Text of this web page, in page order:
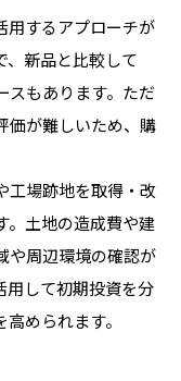
用するアプローチが
、新品と比較して
スもあります。ただ
価が難しいため、購
工場跡地を取得・改
。土地の造成費や建
や周辺環境の確認が
用して初期投資を分
められます。